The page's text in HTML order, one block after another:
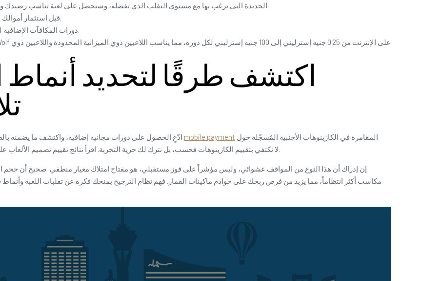
قم بدمج نسبة العائد للاعب (RTP) الجديدة التي ترغب بها مع مستوى التقلب الذي تفضله، وستحصل على لعبة تناسب رصيدك ويمكنك اللعب بها.
قبل استثمار أموالك الخاصة، انظر إلى ما يوفره هذا المنصب في الواقع.
دورات المكافآت الإضافية ليست مجرد عروض أساسية مثل الدورات المجانية.
اكتشف طرقًا لتحديد أنماط
mobile payment
العالم. في VegasSlotsOnline، لا نكتفي بتقييم الكازينوهات فحسب، بل نترك لك حرية التجربة. اقرأ نتائج تقييم تصميم الألعاب على نماذجك التجريبية أدناه.
إن إدراك أن هذا النوع من المواقف عشوائي، وليس مؤشراً على فوز مستقبلي، هو مفتاح امتلاك معيار منطقي. صحيح أن حجم
مكاسب أكثر انتظاماً، مما يزيد من فرص ربحك على خوادم ماكينات القمار. فهم نظام الترجيح يمنحك فكرة عن تقلبات اللعبة